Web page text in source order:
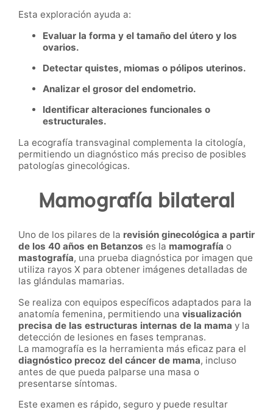
Esta exploración ayuda a:
Evaluar la forma y el tamaño del útero y los
ovarios.
Detectar quistes, miomas o pólipos uterinos.
Analizar el grosor del endometrio.
Identificar alteraciones funcionales o
estructurales.
La ecografía transvaginal complementa la citología,
permitiendo un diagnóstico más preciso de posibles
patologías ginecológicas.
Mamografía bilateral
Uno de los pilares de la revisión ginecológica a partir
de los 40 años en Betanzos es la mamografía o
mastografía, una prueba diagnóstica por imagen que
utiliza rayos X para obtener imágenes detalladas de
las glándulas mamarias.
Se realiza con equipos específicos adaptados para la
anatomía femenina, permitiendo una visualización
precisa de las estructuras internas de la mama y la
detección de lesiones en fases tempranas.
La mamografía es la herramienta más eficaz para el
diagnóstico precoz del cáncer de mama, incluso
antes de que pueda palparse una masa o
presentarse síntomas.
Este examen es rápido, seguro y puede resultar